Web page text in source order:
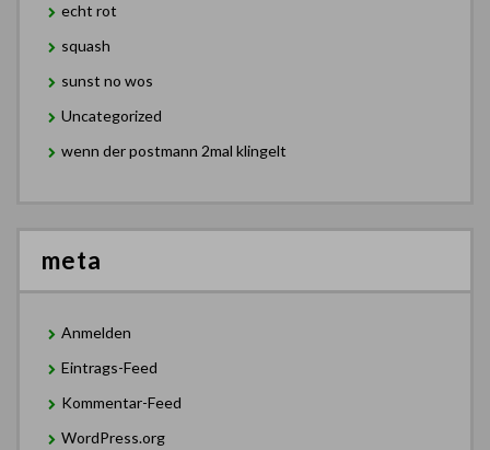
echt rot
squash
sunst no wos
Uncategorized
wenn der postmann 2mal klingelt
meta
Anmelden
Eintrags-Feed
Kommentar-Feed
WordPress.org